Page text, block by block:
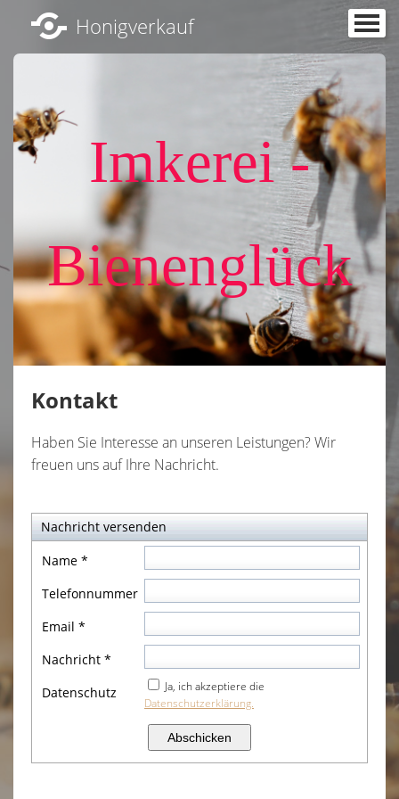
Honigverkauf
Imkerei -
Bienenglück
Startseite
Unsere Bienenvölker
News
Honigverkauf
▼
Aktuelle Bilder
Frische Eier
Kontakt
Impressum
Kontakt
Haben Sie Interesse an unseren Leistungen? Wir
freuen uns auf Ihre Nachricht.
Nachricht versenden
Name *
Telefonnummer
Email *
Nachricht *
Datenschutz
Ja, ich akzeptiere die
Datenschutzerklärung.